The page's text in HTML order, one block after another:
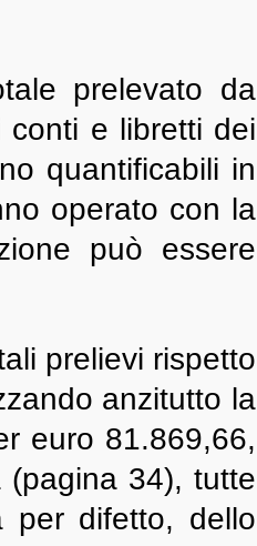
prelevato da
e libretti dei
quantificabili in
operato con la
può essere
prelievi rispetto
anzitutto la
euro 81.869,66,
34), tutte
per difetto, dello